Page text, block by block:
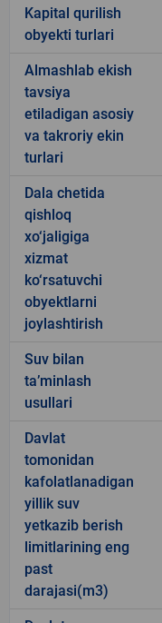
Kapital qurilish
obyekti turlari
Almashlab ekish
tavsiya
etiladigan asosiy
va takroriy ekin
turlari
Dala chetida
qishloq
xo‘jaligiga
xizmat
ko‘rsatuvchi
obyektlarni
joylashtirish
Suv bilan
ta’minlash
usullari
Davlat
tomonidan
kafolatlanadigan
yillik suv
yetkazib berish
limitlarining eng
past
darajasi(m3)